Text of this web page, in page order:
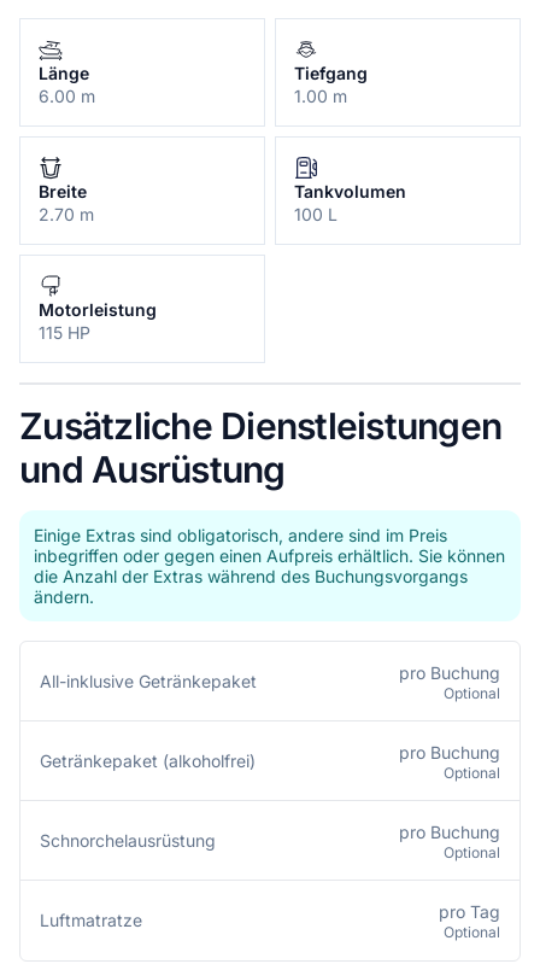
Länge
6.00 m
Tiefgang
1.00 m
Breite
2.70 m
Tankvolumen
100 L
Motorleistung
115 HP
Zusätzliche Dienstleistungen
und Ausrüstung
Einige Extras sind obligatorisch, andere sind im Preis
inbegriffen oder gegen einen Aufpreis erhältlich. Sie können
die Anzahl der Extras während des Buchungsvorgangs
ändern.
All-inklusive Getränkepaket pro Buchung
Optional
Getränkepaket (alkoholfrei) pro Buchung
Optional
Schnorchelausrüstung pro Buchung
Optional
Luftmatratze pro Tag
Optional